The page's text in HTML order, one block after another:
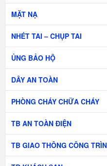
MẶT NẠ
NHÉT TAI – CHỤP TAI
ỦNG BẢO HỘ
DÂY AN TOÀN
PHÒNG CHÁY CHỮA CHÁY
TB AN TOÀN ĐIỆN
TB GIAO THÔNG CÔNG